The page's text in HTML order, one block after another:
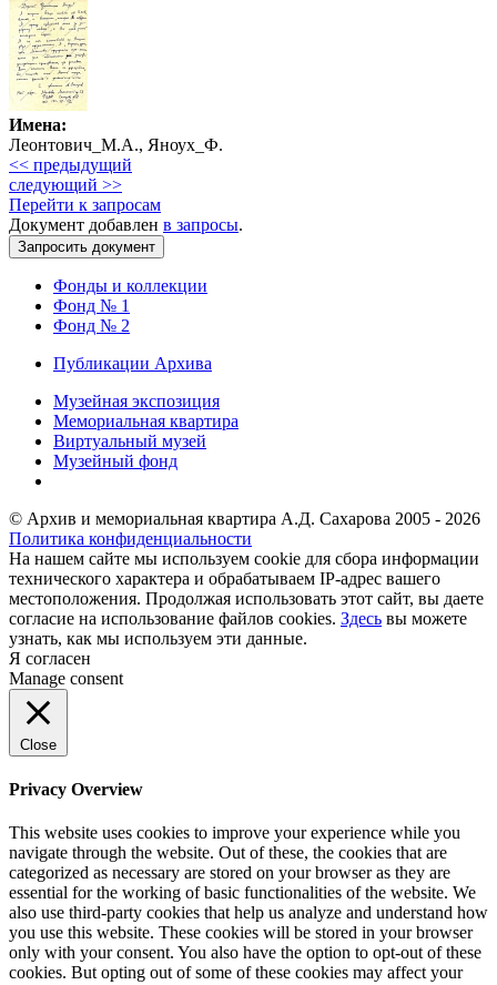
Имена:
Леонтович_М.А., Яноух_Ф.
<< предыдущий
следующий >>
Перейти к запросам
Документ добавлен в запросы.
Фонды и коллекции
Фонд № 1
Фонд № 2
Публикации Архива
Музейная экспозиция
Мемориальная квартира
Виртуальный музей
Музейный фонд
© Архив и мемориальная квартира А.Д. Сахарова 2005 - 2026
Политика конфиденциальности
На нашем сайте мы используем cookie для сбора информации
технического характера и обрабатываем IP-адрес вашего
местоположения. Продолжая использовать этот сайт, вы даете
согласие на использование файлов cookies. Здесь вы можете
узнать, как мы используем эти данные.
Я согласен
Manage consent
Close
Privacy Overview
This website uses cookies to improve your experience while you
navigate through the website. Out of these, the cookies that are
categorized as necessary are stored on your browser as they are
essential for the working of basic functionalities of the website. We
also use third-party cookies that help us analyze and understand how
you use this website. These cookies will be stored in your browser
only with your consent. You also have the option to opt-out of these
cookies. But opting out of some of these cookies may affect your